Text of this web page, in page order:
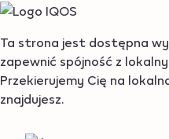
Ta strona jest dostępna
zapewnić spójność z
Przekierujemy Cię na
znajdujesz.
Podgrzewacze tytoniu
Akcesoria